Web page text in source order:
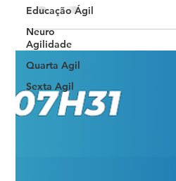
Educação Ágil
Neuro
Agilidade
Quarta Agil
Sexta Agil
Times em Alta Performance com